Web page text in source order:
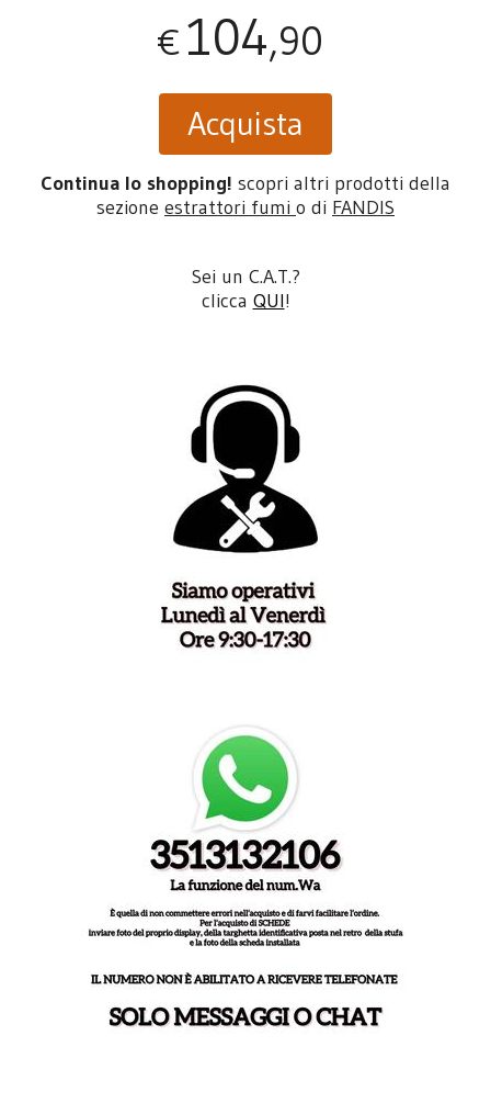
€104,90
Acquista
Continua lo shopping! scopri altri prodotti della
sezione estrattori fumi o di FANDIS
Sei un C.A.T.?
clicca QUI!